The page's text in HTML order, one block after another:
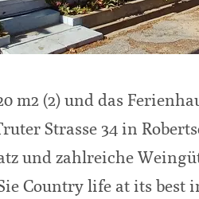
m2 (2) und das
Strasse 34 in
und zahlreiche
Country life at its best